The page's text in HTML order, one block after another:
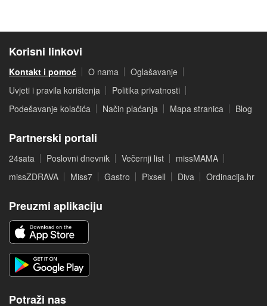
Korisni linkovi
Kontakt i pomoć O nama
Oglašavanje
Uvjeti i pravila korištenja
Politika privatnosti
Podešavanje kolačića
Način plaćanja Mapa stranica Blog
Partnerski portali
24sata Poslovni dnevnik Večernji list
missMAMA
missZDRAVA
Miss7 Gastro Pixsell Diva Ordinacija.hr
Preuzmi aplikaciju
Potraži nas